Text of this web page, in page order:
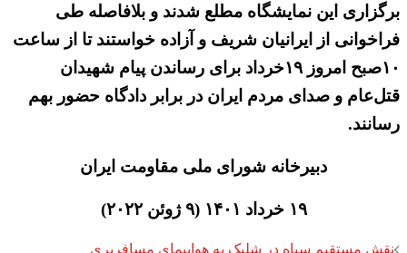
برگزاری این نمایشگاه مطلع شدند و بلافاصله طی
فراخوانی از ایرانیان شریف و آزاده خواستند تا از ساعت
۱۰صبح امروز ۱۹خرداد برای رساندن پیام شهیدان
قتل‌عام و صدای مردم ایران در برابر دادگاه حضور بهم
رسانند.
دبیرخانه شورای ملی مقاومت ایران
۱۹ خرداد ۱۴۰۱ (۹ ژوئن ۲۰۲۲)
نقش مستقیم سپاه در شلیک به هواپیمای مسافربری